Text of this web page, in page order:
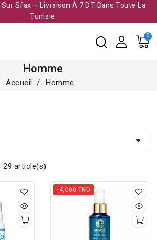
Sfax – Livraison À 7 DT Dans Toute La
Tunisie​
Homme
Accueil Homme

article(s)
-4,000 TND